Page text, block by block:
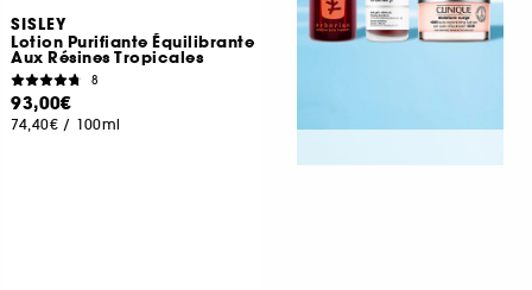
SISLEY
Lotion Purifiante Équilibrante
Aux Résines Tropicales
8
93,00€
74,40€ / 100ml